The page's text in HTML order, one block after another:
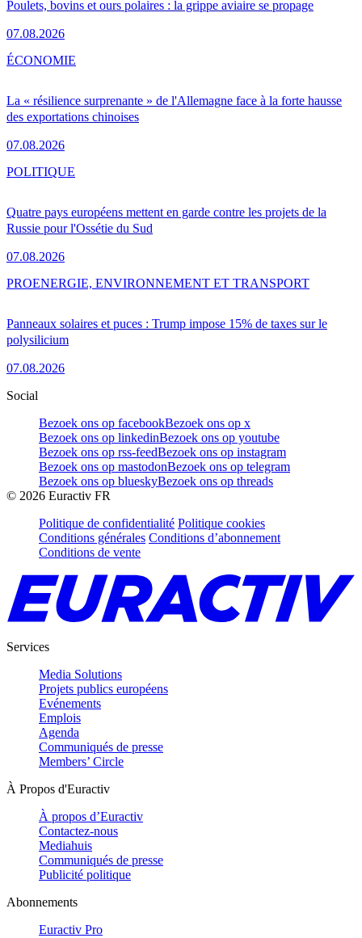
Poulets, bovins et ours polaires : la grippe aviaire se propage
07.08.2026
La « résilience surprenante » de l'Allemagne face à la forte hausse
des exportations chinoises
07.08.2026
ÉCONOMIE
Quatre pays européens mettent en garde contre les projets de la
Russie pour l'Ossétie du Sud
07.08.2026
POLITIQUE
Panneaux solaires et puces : Trump impose 15% de taxes sur le
polysilicium
07.08.2026
PROENERGIE, ENVIRONNEMENT ET TRANSPORT
Social
Bezoek ons op facebookBezoek ons op x
Bezoek ons op linkedinBezoek ons op youtube
Bezoek ons op rss-feedBezoek ons op instagram
Bezoek ons op mastodonBezoek ons op telegram
Bezoek ons op blueskyBezoek ons op threads
© 2026 Euractiv FR
Politique de confidentialité Politique cookies
Conditions générales Conditions d’abonnement
Conditions de vente
Services
Media Solutions
Projets publics européens
Evénements
Emplois
Agenda
Communiqués de presse
Members’ Circle
À Propos d'Euractiv
À propos d’Euractiv
Contactez-nous
Mediahuis
Communiqués de presse
Publicité politique
Abonnements
Euractiv Pro